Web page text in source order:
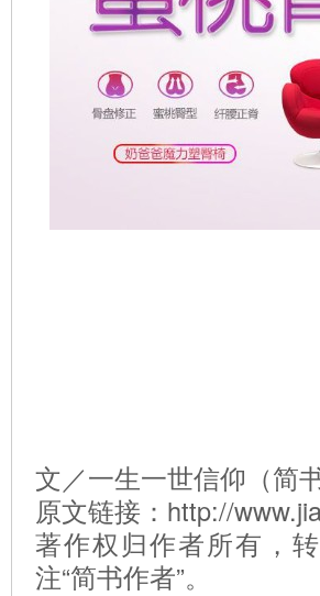
文／一生一世信仰（简
原文链接：http://
著作权归作者所有，
注“简书作者”。